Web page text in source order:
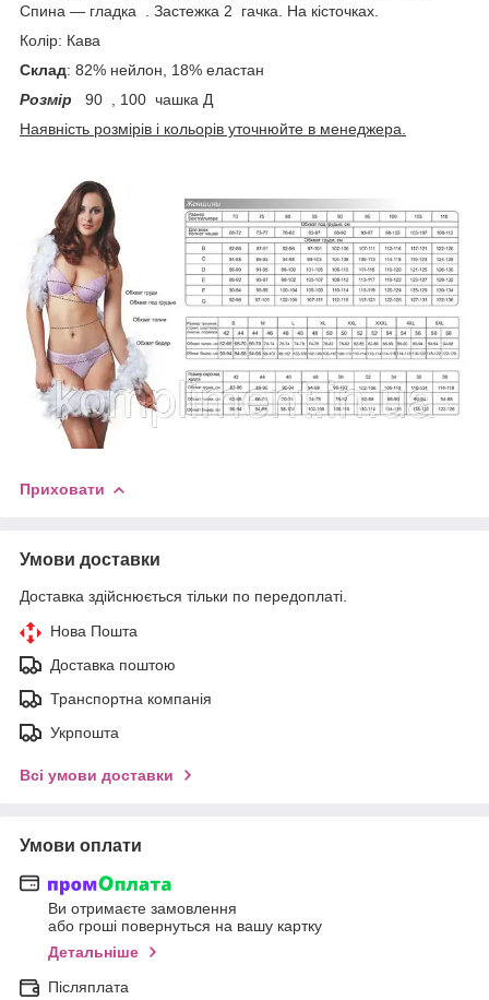
Спина — гладка . Застежка 2 гачка. На кісточках.
Колір: Кава
Склад: 82% нейлон, 18% еластан
Розмір 90 , 100 чашка Д
Наявність розмірів і кольорів уточнюйте в менеджера.
Приховати
Умови доставки
Доставка здійснюється тільки по передоплаті.
Нова Пошта
Доставка поштою
Транспортна компанія
Укрпошта
Всі умови доставки
Умови оплати
Ви отримаєте замовлення
або гроші повернуться на вашу картку
Детальніше
Післяплата